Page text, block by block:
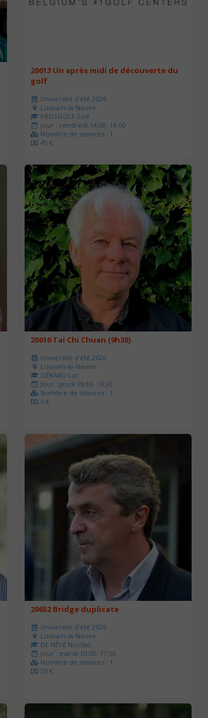
20613 Un après midi de découverte du
golf
Université d'été 2026
Louvain-la-Neuve
PRO1GOLF Zoé
Jour : vendredi 14:00- 16:00
Nombre de séances : 1
45 €
20616 Tai Chi Chuan (9h30)
Université d'été 2026
Louvain-la-Neuve
GÉRARD Luc
Jour : jeudi 09:30- 10:30
Nombre de séances : 1
0 €
20652 Bridge duplicate
Université d'été 2026
Louvain-la-Neuve
DE NÈVE Nicolas
Jour : mardi 10:00- 17:00
Nombre de séances : 1
50 €